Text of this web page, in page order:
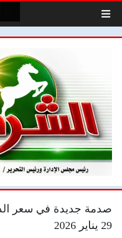
صدمة جديدة في سعر
29 يناير 2026